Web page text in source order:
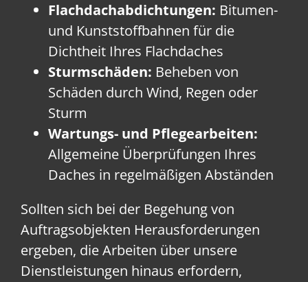
Flachdachabdichtungen: Bitumen-
und Kunststoffbahnen für die
Dichtheit Ihres Flachdaches
Sturmschäden: Beheben von
Schäden durch Wind, Regen oder
Sturm
Wartungs- und Pflegearbeiten:
Allgemeine Überprüfungen Ihres
Daches in regelmäßigen Abständen
Sollten sich bei der Begehung von
Auftragsobjekten Herausforderungen
ergeben, die Arbeiten über unsere
Dienstleistungen hinaus erfordern,